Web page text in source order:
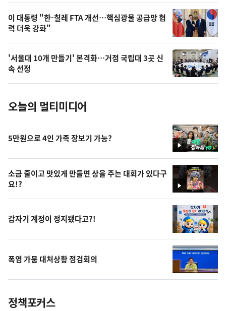
오
늘
의
사
진
이 대통령 "한-칠레 FTA 개선…핵심광물 공급망 협
력 더욱 강화"
'서울대 10개 만들기' 본격화…거점 국립대 3곳 신
속 선정
오늘의 멀티미디어
영
상
5만원으로 4인 가족 장보기 가능?
영
상
소금 줄이고 맛있게 만들면 상을 주는 대회가 있다구
요!?
갑자기 계정이 정지됐다고?!
폭염 가뭄 대처상황 점검회의
정책포커스